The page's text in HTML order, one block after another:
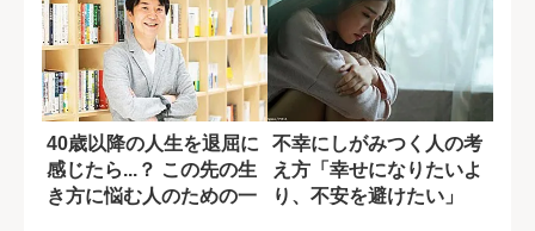
40歳以降の人生を退屈に
感じたら...？ この先の生
き方に悩む人のための一
不幸にしがみつく人の考
え方「幸せになりたいよ
り、不安を避けたい」